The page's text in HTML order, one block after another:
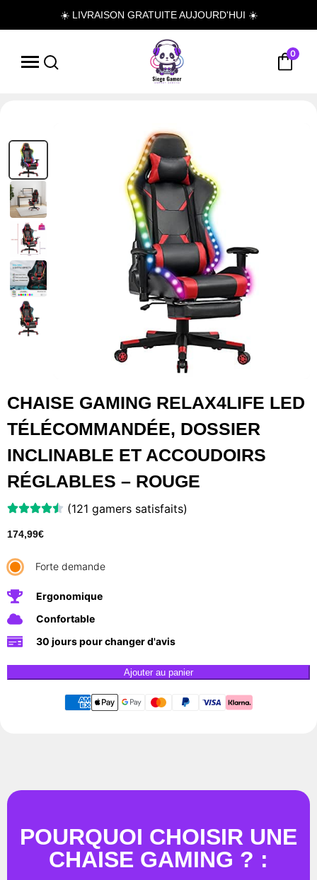
☀️ LIVRAISON GRATUITE AUJOURD'HUI ☀️
0
CHAISE GAMING RELAX4LIFE LED
TÉLÉCOMMANDÉE, DOSSIER
INCLINABLE ET ACCOUDOIRS
RÉGLABLES – ROUGE
(121 gamers satisfaits)
174,99€
Forte demande
Ergonomique
Confortable
30 jours pour changer d'avis
Ajouter au panier
POURQUOI CHOISIR UNE
CHAISE GAMING ? :